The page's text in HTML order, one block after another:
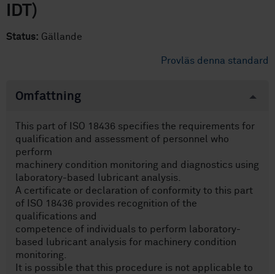
IDT)
Status: Gällande
Provläs denna standard
Omfattning
This part of ISO 18436 specifies the requirements for
qualification and assessment of personnel who
perform
machinery condition monitoring and diagnostics using
laboratory-based lubricant analysis.
A certificate or declaration of conformity to this part
of ISO 18436 provides recognition of the
qualifications and
competence of individuals to perform laboratory-
based lubricant analysis for machinery condition
monitoring.
It is possible that this procedure is not applicable to